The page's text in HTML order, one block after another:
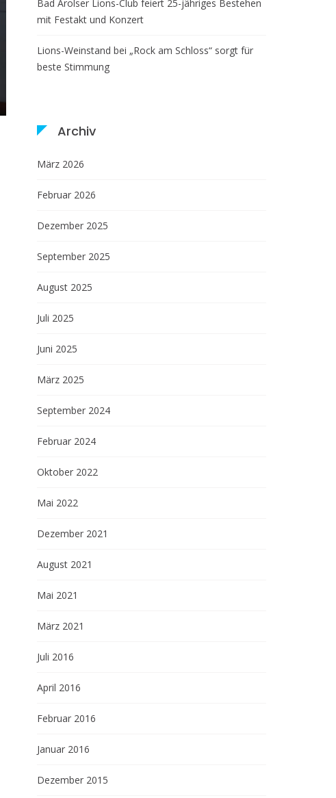
Bad Arolser Lions-Club feiert 25-jähriges Bestehen
mit Festakt und Konzert
Lions-Weinstand bei „Rock am Schloss“ sorgt für
beste Stimmung
Archiv
März 2026
Februar 2026
Dezember 2025
September 2025
August 2025
Juli 2025
Juni 2025
März 2025
September 2024
Februar 2024
Oktober 2022
Mai 2022
Dezember 2021
August 2021
Mai 2021
März 2021
Juli 2016
April 2016
Februar 2016
Januar 2016
Dezember 2015